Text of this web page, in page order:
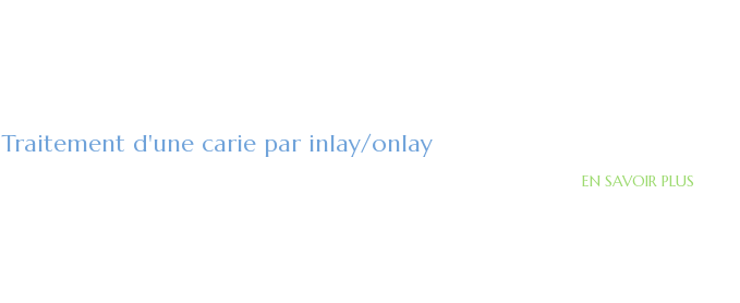
Traitement d'une carie par inlay/onlay
EN SAVOIR PLUS